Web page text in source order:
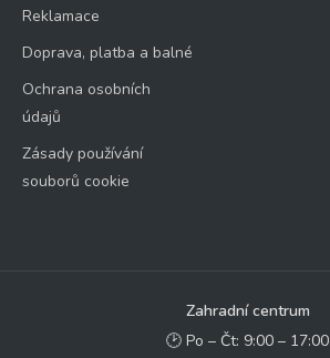
Reklamace
Doprava, platba a balné
Ochrana osobních
údajů
Zásady používání
souborů cookie
Zahradní centrum
🕑 Po – Čt: 9:00 – 17:00